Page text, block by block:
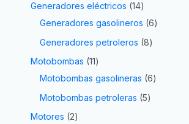
Generadores eléctricos 14
Generadores gasolineros 6
Generadores petroleros 8
Motobombas 11
Motobombas gasolineras 6
Motobombas petroleras 5
Motores
2